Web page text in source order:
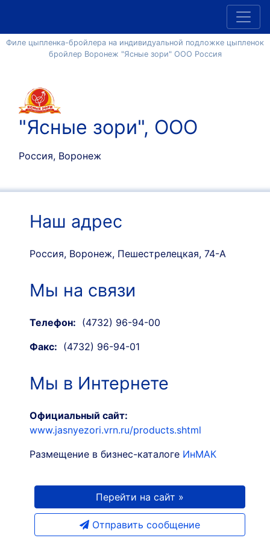
Филе цыпленка-бройлера на индивидуальной подложке цыпленок
бройлер Воронеж "Ясные зори" ООО Россия
"Ясные зори", ООО
Россия, Воронеж
Наш адрес
Россия, Воронеж, Пешестрелецкая, 74-А
Мы на связи
Телефон: (4732) 96-94-00
Факс: (4732) 96-94-01
Мы в Интернете
Официальный сайт:
www.jasnyezori.vrn.ru/products.shtml
Размещение в бизнес-каталоге ИнМАК
Перейти на сайт »
Отправить сообщение